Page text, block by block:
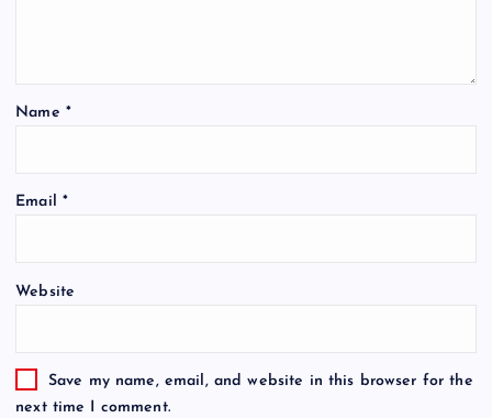
Name *
Email *
Website
Save my name, email, and website in this browser for the
next time I comment.